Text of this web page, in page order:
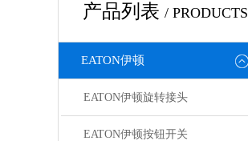
产品列表 / PRODUCTS
EATON伊顿
EATON伊顿旋转接头
EATON伊顿按钮开关